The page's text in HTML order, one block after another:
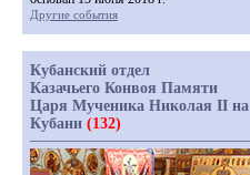
Другие события
Кубанский отдел
Казачьего Конвоя Памяти
Царя Мученика Николая II на
Кубани (132)